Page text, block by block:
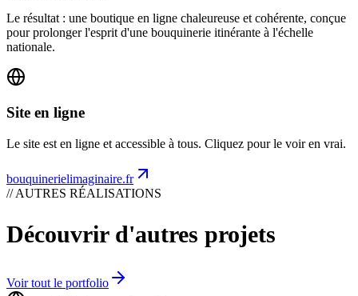
Le résultat : une boutique en ligne chaleureuse et cohérente, conçue
pour prolonger l'esprit d'une bouquinerie itinérante à l'échelle
nationale.
Site en ligne
Le site est en ligne et accessible à tous. Cliquez pour le voir en vrai.
bouquinerielimaginaire.fr
// AUTRES RÉALISATIONS
Découvrir d'autres projets
Voir tout le portfolio